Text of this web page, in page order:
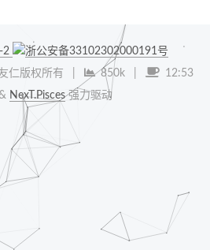
2
浙公安备33102302000191号
仁版权所有 850k
12:53
NexT.Pisces强力驱动